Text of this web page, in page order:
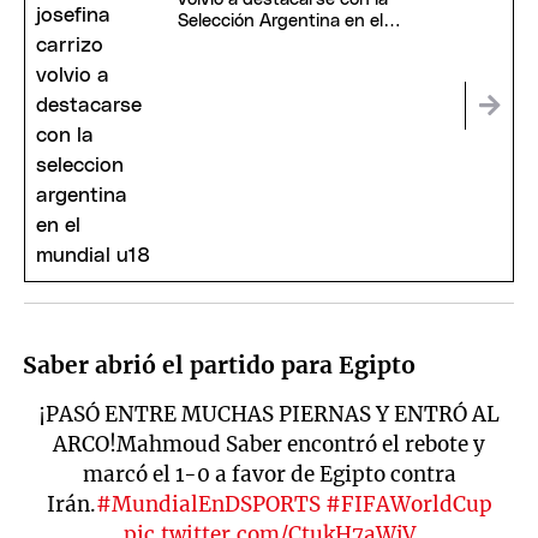
Selección Argentina en el
Saber abrió el partido para Egipto
¡PASÓ ENTRE MUCHAS PIERNAS Y ENTRÓ AL
ARCO!Mahmoud Saber encontró el rebote y
marcó el 1-0 a favor de Egipto contra
Irán.#MundialEnDSPORTS #FIFAWorldCup